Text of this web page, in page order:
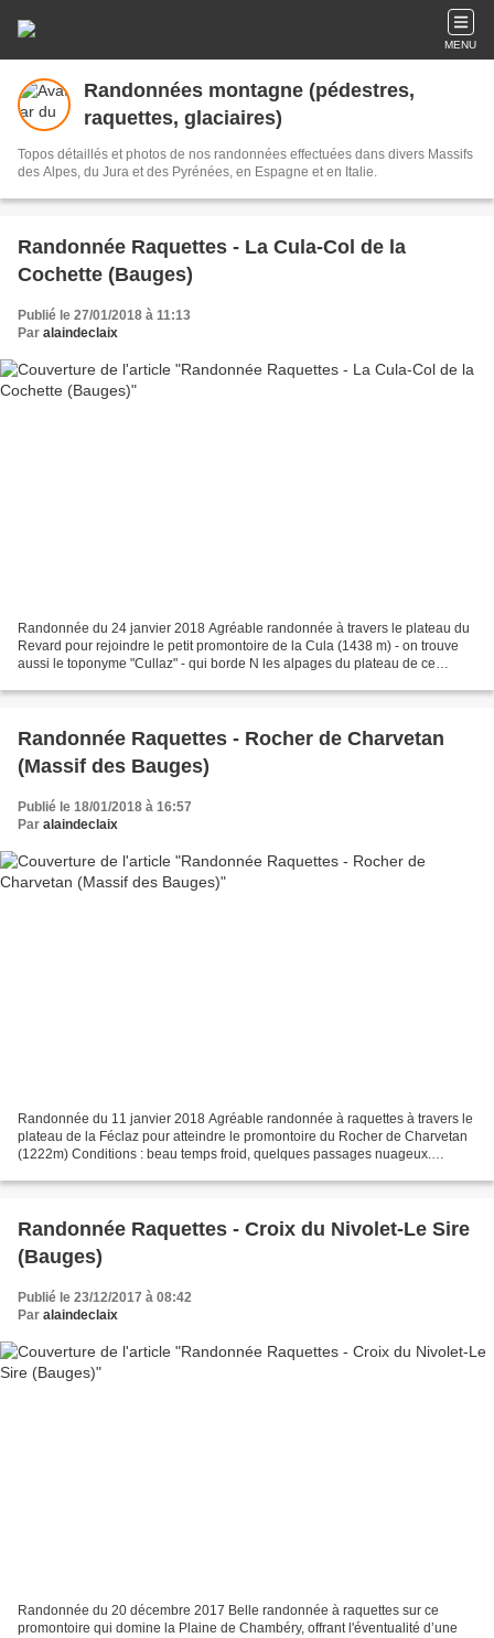
MENU
Randonnées montagne (pédestres,
raquettes, glaciaires)
Topos détaillés et photos de nos randonnées effectuées dans divers Massifs
des Alpes, du Jura et des Pyrénées, en Espagne et en Italie.
Randonnée Raquettes - La Cula-Col de la
Cochette (Bauges)
Publié le 27/01/2018 à 11:13
Par alaindeclaix
Randonnée du 24 janvier 2018 Agréable randonnée à travers le plateau du
Revard pour rejoindre le petit promontoire de la Cula (1438 m) - on trouve
aussi le toponyme "Cullaz" - qui borde N les alpages du plateau de ce
Randonnée Raquettes - Rocher de Charvetan
(Massif des Bauges)
Publié le 18/01/2018 à 16:57
Par alaindeclaix
Randonnée du 11 janvier 2018 Agréable randonnée à raquettes à travers le
plateau de la Féclaz pour atteindre le promontoire du Rocher de Charvetan
(1222m) Conditions : beau temps froid, quelques passages nuageux.
Randonnée Raquettes - Croix du Nivolet-Le Sire
(Bauges)
Publié le 23/12/2017 à 08:42
Par alaindeclaix
Randonnée du 20 décembre 2017 Belle randonnée à raquettes sur ce
promontoire qui domine la Plaine de Chambéry, offrant l'éventualité d’une